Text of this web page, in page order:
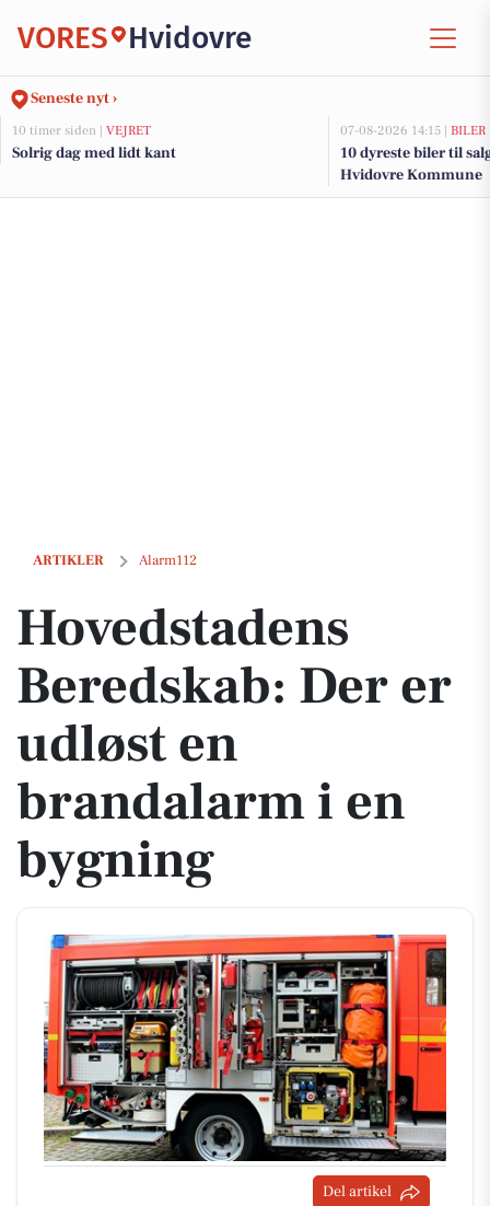
VORES Hvidovre
Seneste nyt ›
10 timer siden | VEJRET
Solrig dag med lidt kant
07-08-2026 14:15 | BILER
10 dyreste biler til
Hvidovre Kommune
ARTIKLER Alarm112
Hovedstadens Beredskab: Der er udløst en brandalarm i en bygning
Hovedstadens
Beredskab: Der er
udløst en
brandalarm i en
bygning
Del artikel